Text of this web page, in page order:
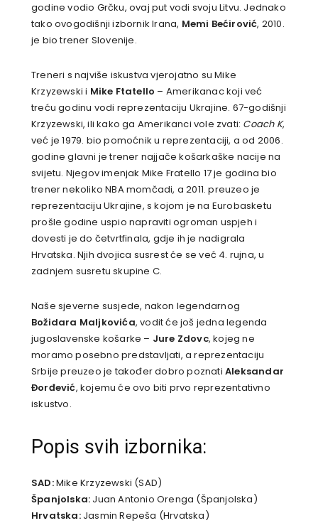
godine vodio Grčku, ovaj put vodi svoju Litvu. Jednako
tako ovogodišnji izbornik Irana, Memi Bećirović, 2010.
je bio trener Slovenije.
Treneri s najviše iskustva vjerojatno su Mike
Krzyzewski i Mike Ftatello – Amerikanac koji već
treću godinu vodi reprezentaciju Ukrajine. 67-godišnji
Krzyzewski, ili kako ga Amerikanci vole zvati: Coach K,
već je 1979. bio pomoćnik u reprezentaciji, a od 2006.
godine glavni je trener najjače košarkaške nacije na
svijetu. Njegov imenjak Mike Fratello 17 je godina bio
trener nekoliko NBA momčadi, a 2011. preuzeo je
reprezentaciju Ukrajine, s kojom je na Eurobasketu
prošle godine uspio napraviti ogroman uspjeh i
dovesti je do četvrtfinala, gdje ih je nadigrala
Hrvatska. Njih dvojica susrest će se već 4. rujna, u
zadnjem susretu skupine C.
Naše sjeverne susjede, nakon legendarnog
Božidara Maljkovića, vodit će još jedna legenda
jugoslavenske košarke – Jure Zdovc, kojeg ne
moramo posebno predstavljati, a reprezentaciju
Srbije preuzeo je također dobro poznati Aleksandar
Đorđević, kojemu će ovo biti prvo reprezentativno
iskustvo.
Popis svih izbornika:
SAD:Mike Krzyzewski (SAD)
Španjolska: Juan Antonio Orenga (Španjolska)
Hrvatska:Jasmin Repeša (Hrvatska)